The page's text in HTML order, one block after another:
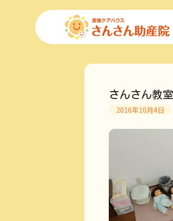
さんさん教
2016年10月4日